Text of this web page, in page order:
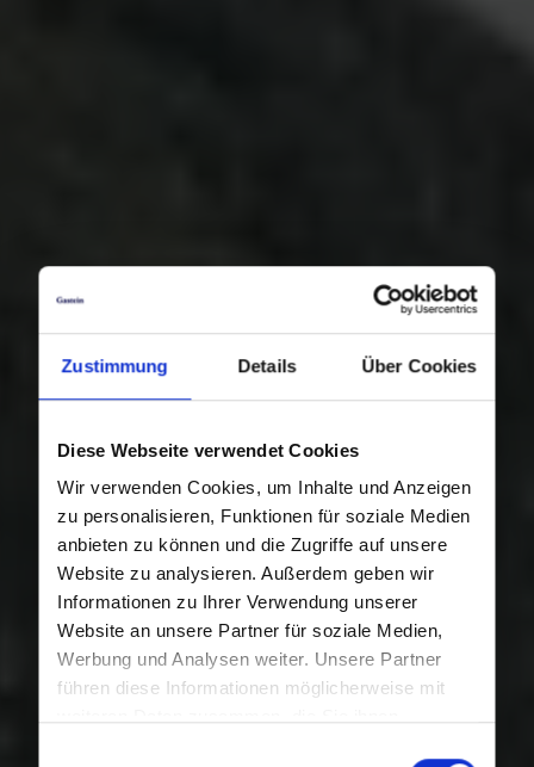
Zustimmung Details Über Cookies
Diese Webseite verwendet Cookies
Wir verwenden Cookies, um Inhalte und Anzeigen
zu personalisieren, Funktionen für soziale Medien
anbieten zu können und die Zugriffe auf unsere
Website zu analysieren. Außerdem geben wir
Informationen zu Ihrer Verwendung unserer
Website an unsere Partner für soziale Medien,
Werbung und Analysen weiter. Unsere Partner
führen diese Informationen möglicherweise mit